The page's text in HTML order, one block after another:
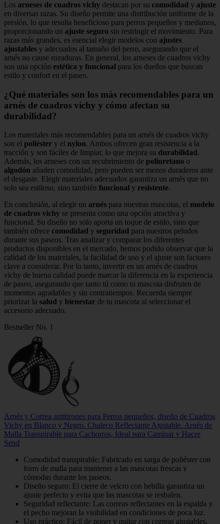
Los arneses de cuadros vichy destacan por su comodidad y ajuste
en diversas razas. Su diseño permite una distribución uniforme de la
presión, lo que resulta beneficioso para perros pequeños y medianos,
proporcionando un ajuste seguro sin restringir el movimiento. Para
razas más grandes, es esencial elegir modelos con ajustes
ajustables y adecuados al tamaño del perro, asegurando que el
arnés no cause rozaduras. En general, los arneses de cuadros vichy
son una opción estética y funcional para los dueños que buscan
estilo y confort en el paseo.
¿Qué materiales son los más recomendables para un
arnés de cuadros vichy y cómo afectan su
durabilidad?
Los materiales más recomendables para un arnés de cuadros vichy
son el poliéster y el nylon. Ambos ofrecen gran resistencia a la
tracción y son fáciles de limpiar, lo que mejora su durabilidad .
Además, los arneses con un recubrimiento de poliuretano o
algodón añaden comodidad, pero pueden ser menos duraderos ante
el desgaste. Elegir materiales adecuados garantiza un arnés que no
solo sea estiloso, sino también funcional y resistente.
En conclusión, al elegir un arnés para nuestras mascotas, el modelo
de cuadros vichy se presenta como una opción atractiva y
funcional. Su diseño no solo aporta un toque de estilo, sino que
también ofrece comodidad y seguridad para nuestros peludos
durante sus paseos. Tras analizar y comparar los diferentes
productos disponibles en el mercado, hemos podido observar que la
calidad de los materiales, la facilidad de uso y el ajuste son factores
clave a considerar. Por lo tanto, invertir en un arnés de cuadros
vichy de buena calidad puede marcar la diferencia en la experiencia
de paseo, asegurando que tanto tú como tu mascota disfruten de
momentos agradables y sin contratiempos. Recuerda siempre
priorizar la salud y bienestar de tu mascota al seleccionar el
accesorio adecuado.
Bestseller No. 1
Arnés y Correa antitirones para Perros pequeños, diseño de Cuadros
Vichy en Blanco y Negro. Chaleco Reflectante Ajustable. Arnés de
Malla Transpirable para Cachorros, Ideal para Caminar y Hacer
Send
Comodidad transpirable: Fabricado en sarga de poliéster con
forro de malla para mantener a las mascotas frescas y
cómodas durante los paseos.
Diseño seguro: El cierre de velcro con hebilla garantiza un
ajuste perfecto y evita que las mascotas se resbalen.
Seguridad reflectante: Las correas reflectantes en la espalda y
el pecho mejoran la visibilidad en condiciones de poca luz.
Uso práctico: Fácil de poner y quitar con correas ajustables,